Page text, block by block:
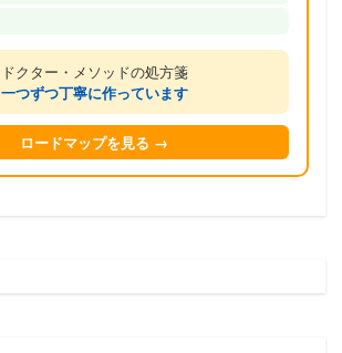
ドクター・メソッドの処方箋
一つずつ丁寧に作っています
ロードマップを見る →